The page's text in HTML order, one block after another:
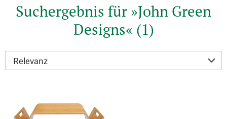
Suchergebnis für »John Green
Designs« (1)